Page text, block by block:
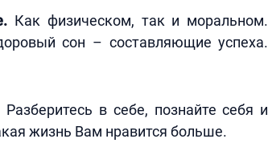
Как физическом, так и моральном.
сон – составляющие успеха.
в себе, познайте себя и
жизнь Вам нравится больше.